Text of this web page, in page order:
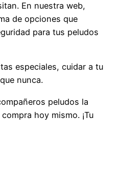
En nuestra web,
de opciones que
para tus peludos
especiales, cuidar a tu
nunca.
peludos la
hoy mismo. ¡Tu